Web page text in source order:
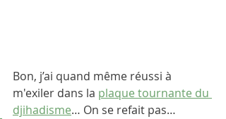
Bon, j’ai quand même réussi à
m'exiler dans la plaque tournante du
djihadisme… On se refait pas…